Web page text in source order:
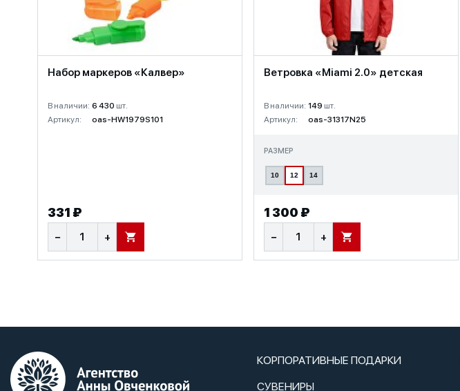
Набор маркеров «Калвер»
В наличии: 6 430 шт.
Артикул:
oas-HW1979S101
331 ₽
− + В КОРЗИНУ
Ветровка «Miami 2.0» детская
В наличии: 149 шт.
Артикул:
oas-31317N25
РАЗМЕР
10 12 14
1 300 ₽
− + В КОРЗИНУ
КОРПОРАТИВНЫЕ ПОДАРКИ
СУВЕНИРЫ